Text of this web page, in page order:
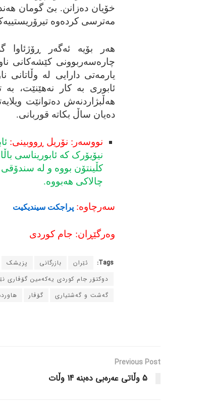
خۆیان ده‌زانن. بێ گومان
مه‌ترسی کرده‌وه‌
هه‌ر بۆیه‌ ئه‌گه‌ر
چاره‌سه‌ربوونی کێشه‌کانی
یارمه‌تی دارایی له‌
ئابوری به‌ کار نه‌هێنێت، به‌
هه‌ڵبژاردنه‌ش ده‌توانێت
ده‌یان ساڵ بکاته‌ قوربانی.
نووسه‌ر: نۆریل ڕووبینی:
نیۆیۆرک که‌ ئابوریناسی
کڵینتۆن بووه‌ و له‌ سندۆقی
چالاکی هه‌بووه‌.
سه‌رچاوه‌: پراجکت سیندیکیت
وه‌رگێڕان: جام کوردی
Tags: ئێران بازرگانی پزیشک
دوکتۆر جام کوردی یه‌که‌مین گۆڤاری
گه‌شت و گه‌شتیاری
گۆڤار
Previous Post
5 وڵاتی عه‌ره‌بی ده‌بنه‌ 14 وڵات